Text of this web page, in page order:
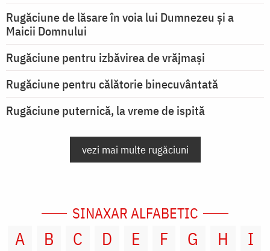
Rugăciune de lăsare în voia lui Dumnezeu şi a
Maicii Domnului
Rugăciune pentru izbăvirea de vrăjmași
Rugăciune pentru călătorie binecuvântată
Rugăciune puternică, la vreme de ispită
vezi mai multe rugăciuni
SINAXAR ALFABETIC
A B C D E F G H
I